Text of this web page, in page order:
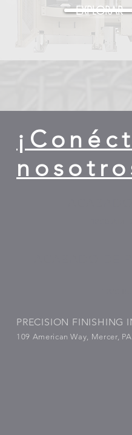
EXPLORAR
PRECISION FINISHING
109 American Way, Mercer,